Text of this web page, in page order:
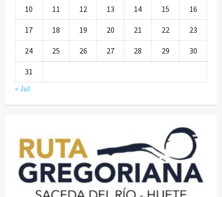
10 11 12 13 14 15 16
17 18 19 20 21 22 23
24 25 26 27 28 29 30
31
« Jul